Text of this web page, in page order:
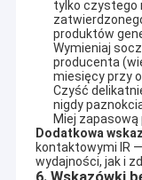
tylko czystego
produktów
Wymieniaj
producenta
miesięcy przy
Czyść
nigdy
Miej
Dodatkowa
kontaktowymi IR
wydajności, jak i